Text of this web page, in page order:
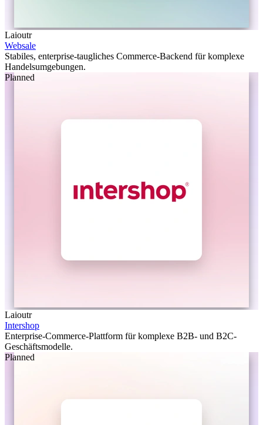
Laioutr
Websale
Stabiles, enterprise-taugliches Commerce-Backend für komplexe
Handelsumgebungen.
Planned
Laioutr
Intershop
Enterprise-Commerce-Plattform für komplexe B2B- und B2C-
Geschäftsmodelle.
Planned